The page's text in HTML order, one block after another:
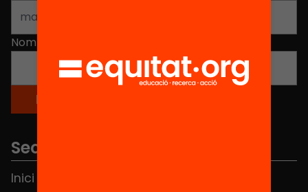
Nom
Seccions
Inici